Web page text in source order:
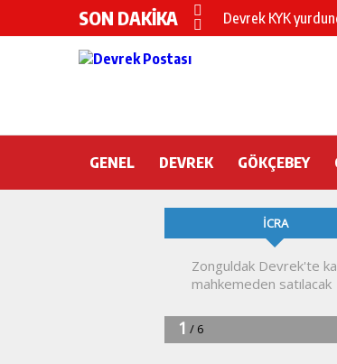
SON DAKİKA
Devrek KYK
CHP’nin yeni
DEVREK’TE
Devrek Engelsiz
DEVREK
GENEL DEVREK GÖKÇEBEY